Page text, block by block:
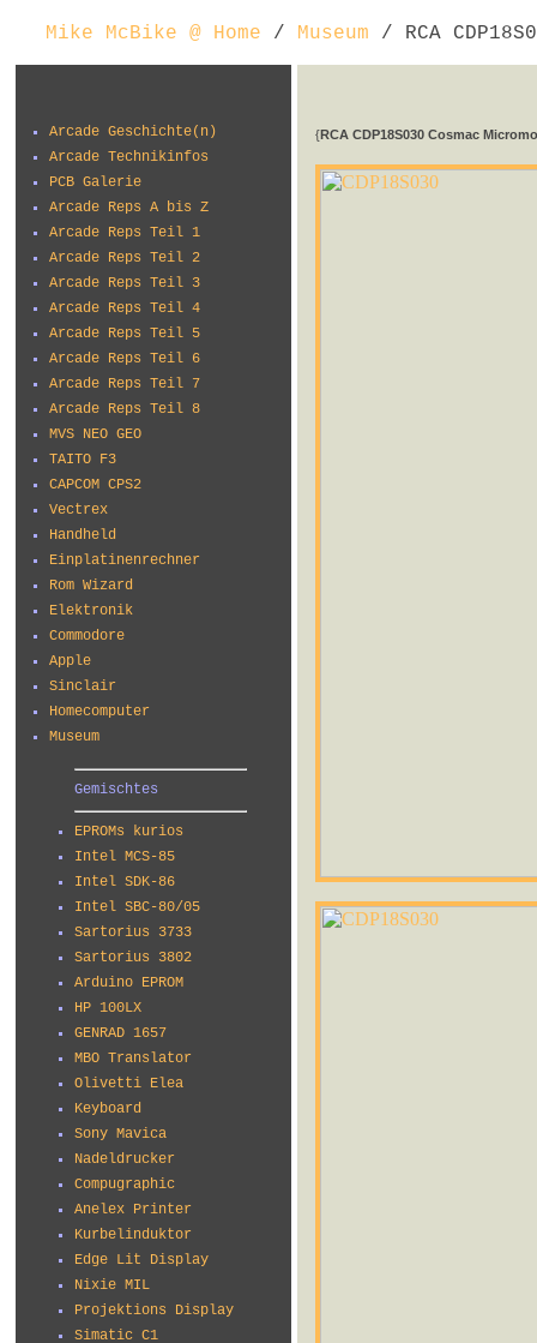
Mike McBike @ Home / Museum / RCA
Arcade Geschichte(n)
Arcade Technikinfos
PCB Galerie
Arcade Reps A bis Z
Arcade Reps Teil 1
Arcade Reps Teil 2
Arcade Reps Teil 3
Arcade Reps Teil 4
Arcade Reps Teil 5
Arcade Reps Teil 6
Arcade Reps Teil 7
Arcade Reps Teil 8
MVS NEO GEO
TAITO F3
CAPCOM CPS2
Vectrex
Handheld
Einplatinenrechner
Rom Wizard
Elektronik
Commodore
Apple
Sinclair
Homecomputer
Museum
Gemischtes
EPROMs kurios
Intel MCS-85
Intel SDK-86
Intel SBC-80/05
Sartorius 3733
Sartorius 3802
Arduino EPROM
HP 100LX
GENRAD 1657
MBO Translator
Olivetti Elea
Keyboard
Sony Mavica
Nadeldrucker
Compugraphic
Anelex Printer
Kurbelinduktor
Edge Lit Display
Nixie MIL
Projektions Display
Simatic C1
{RCA CDP18S030 Cosmac